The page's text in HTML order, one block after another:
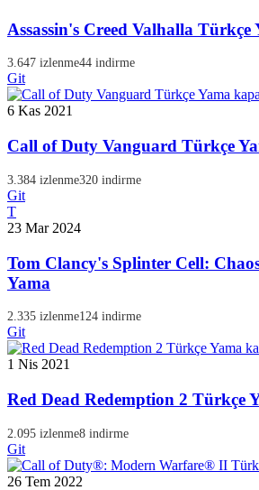
Assassin's Creed Valhalla Türkçe
3.647 izlenme44 indirme
Git
6 Kas 2021
Call of Duty Vanguard Türkçe
3.384 izlenme320 indirme
Git
T
23 Mar 2024
Tom Clancy's Splinter Cell:
Yama
2.335 izlenme124 indirme
Git
1 Nis 2021
Red Dead Redemption 2 Türkçe
2.095 izlenme8 indirme
Git
26 Tem 2022